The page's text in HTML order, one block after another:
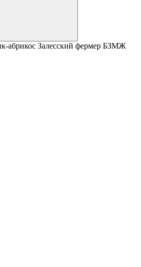
абрикос Залесский фермер БЗМЖ